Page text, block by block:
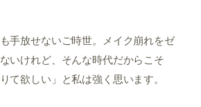
手放せないご時世。メイク崩れをゼ
いけれど、そんな時代だからこそ
て欲しい」と私は強く思います。